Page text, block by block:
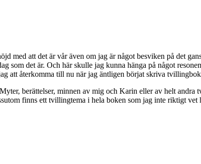
med att det är vår även om jag är något besviken på det
som det är. Och här skulle jag kunna hänga på något
att återkomma till nu när jag äntligen börjat skriva
berättelser, minnen av mig och Karin eller av helt andra
finns ett tvillingtema i hela boken som jag inte riktigt